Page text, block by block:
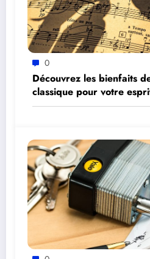
0
Découvrez les bienfaits
classique pour votre